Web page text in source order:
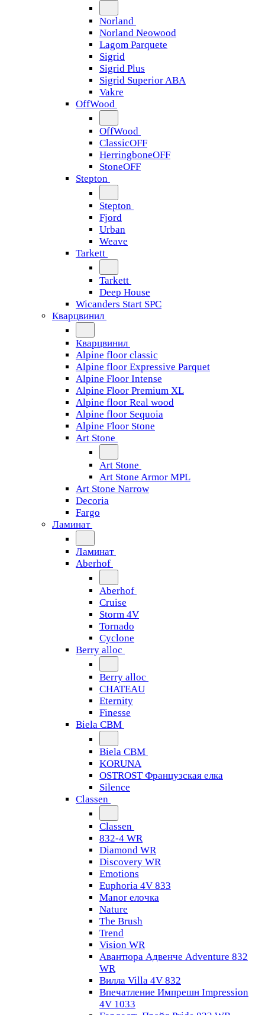
Norland
Norland Neowood
Lagom Parquete
Sigrid
Sigrid Plus
Sigrid Superior ABA
Vakre
OffWood
OffWood
ClassicOFF
HerringboneOFF
StoneOFF
Stepton
Stepton
Fjord
Urban
Weave
Tarkett
Tarkett
Deep House
Wicanders Start SPC
Кварцвинил
Кварцвинил
Alpine floor classic
Alpine floor Expressive Parquet
Alpine Floor Intense
Alpine Floor Premium XL
Alpine floor Real wood
Alpine floor Sequoia
Alpine Floor Stone
Art Stone
Art Stone
Art Stone Armor MPL
Art Stone Narrow
Decoria
Fargo
Ламинат
Ламинат
Aberhof
Aberhof
Cruise
Storm 4V
Tornado
Сyclone
Berry alloc
Berry alloc
CHATEAU
Eternity
Finesse
Biela CBM
Biela CBM
KORUNA
OSTROST Французская елка
Silence
Classen
Classen
832-4 WR
Diamond WR
Discovery WR
Emotions
Euphoria 4V 833
Manor елочка
Nature
The Brush
Trend
Vision WR
Авантюра Адвенче Adventure 832
WR
Вилла Villa 4V 832
Впечатление Импрешн Impression
4V 1033